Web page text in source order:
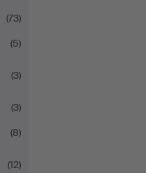
(73)
(5)
(3)
(3)
(8)
(12)